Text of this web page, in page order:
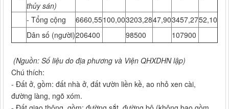
thủy sán)
- Tổng cộng 6660,55100,003203,2847,903457,2752,10
Dân số (người)206400 98500 107900
(Nguồn: Số liệu do địa phương và Viện QHXDHN lập)
Chú thích:
- Đất ở, gồm: đất nhà ở, đất vườn liền kề, ao nhỏ xen cài,
đường làng, ngõ xóm.